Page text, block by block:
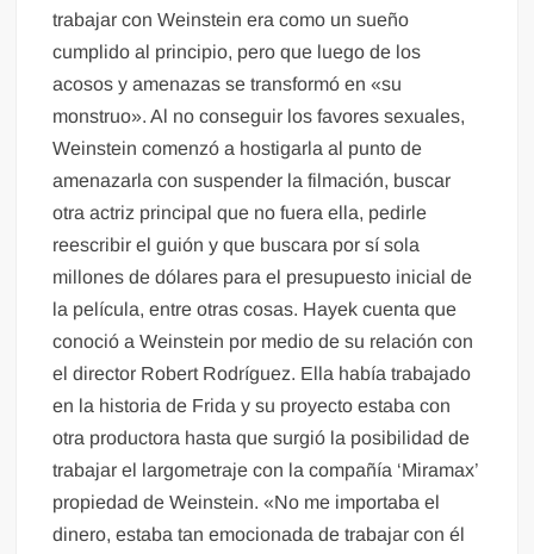
trabajar con Weinstein era como un sueño
cumplido al principio, pero que luego de los
acosos y amenazas se transformó en «su
monstruo». Al no conseguir los favores sexuales,
Weinstein comenzó a hostigarla al punto de
amenazarla con suspender la filmación, buscar
otra actriz principal que no fuera ella, pedirle
reescribir el guión y que buscara por sí sola
millones de dólares para el presupuesto inicial de
la película, entre otras cosas. Hayek cuenta que
conoció a Weinstein por medio de su relación con
el director Robert Rodríguez. Ella había trabajado
en la historia de Frida y su proyecto estaba con
otra productora hasta que surgió la posibilidad de
trabajar el largometraje con la compañía ‘Miramax’
propiedad de Weinstein. «No me importaba el
dinero, estaba tan emocionada de trabajar con él